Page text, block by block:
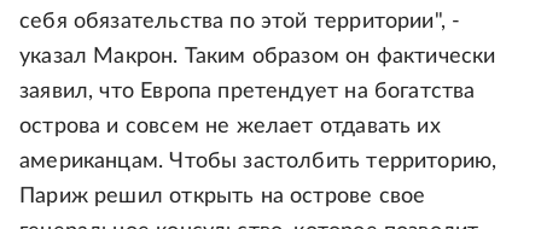
себя обязательства по этой территории", -
указал Макрон. Таким образом он фактически
заявил, что Европа претендует на богатства
острова и совсем не желает отдавать их
американцам. Чтобы застолбить территорию,
Париж решил открыть на острове свое